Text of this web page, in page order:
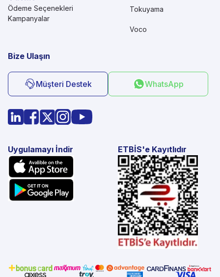
Ödeme Seçenekleri
Kampanyalar
Tokuyama
Voco
Bize Ulaşın
Müşteri Destek WhatsApp
Uygulamayı İndir ETBİS'e Kayıtlıdır